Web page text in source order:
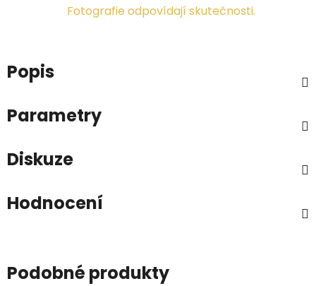
Fotografie odpovídají skutečnosti.
Popis
Parametry
Diskuze
Hodnocení
Podobné produkty